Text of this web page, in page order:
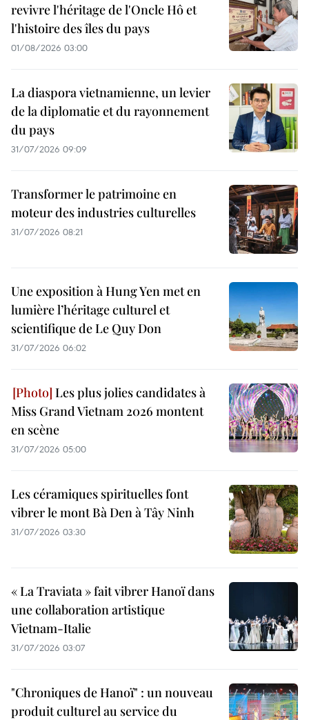
revivre l'héritage de l'Oncle Hô et
l'histoire des îles du pays
01/08/2026 03:00
La diaspora vietnamienne, un levier
de la diplomatie et du rayonnement
du pays
31/07/2026 09:09
Transformer le patrimoine en
moteur des industries culturelles
31/07/2026 08:21
Une exposition à Hung Yen met en
lumière l’héritage culturel et
scientifique de Le Quy Don
31/07/2026 06:02
Les plus jolies candidates à
Miss Grand Vietnam 2026 montent
en scène
31/07/2026 05:00
Les céramiques spirituelles font
vibrer le mont Bà Den à Tây Ninh
31/07/2026 03:30
« La Traviata » fait vibrer Hanoï dans
une collaboration artistique
Vietnam-Italie
31/07/2026 03:07
"Chroniques de Hanoï" : un nouveau
produit culturel au service du